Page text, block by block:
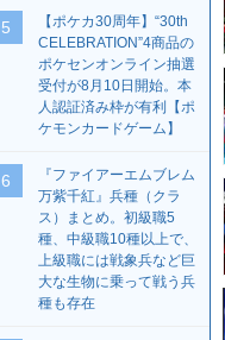
5
【ポケカ30周年】“30th
CELEBRATION”4商品の
ポケセンオンライン抽選
受付が8月10日開始。本
人認証済み枠が有利【ポ
ケモンカードゲーム】
6
『ファイアーエムブレム
万紫千紅』兵種（クラ
ス）まとめ。初級職5
種、中級職10種以上で、
上級職には戦象兵など巨
大な生物に乗って戦う兵
種も存在